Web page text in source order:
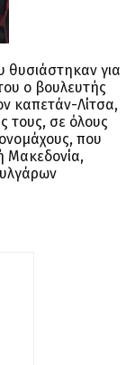
θυσιάστηκαν για
ο βουλευτής
καπετάν-Λίτσα,
τους, σε όλους
που
Μακεδονία,